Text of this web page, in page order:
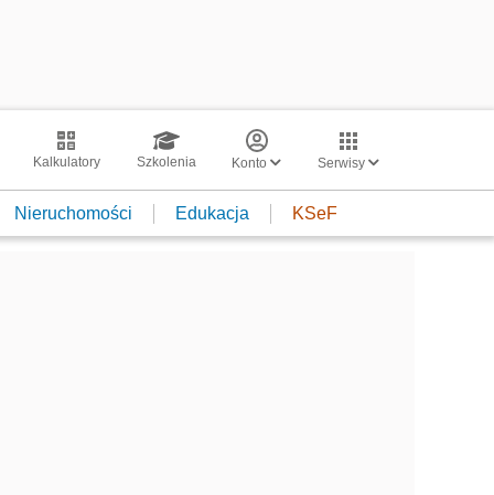
Kalkulatory Szkolenia Konto Serwisy
Nieruchomości Edukacja KSeF